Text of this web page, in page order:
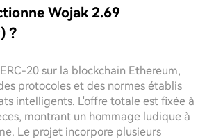
Wojak 2.69
?
20 sur la blockchain Ethereum,
protocoles et des normes établis
intelligents. L'offre totale est fixée à
montrant un hommage ludique à
Le projet incorpore plusieurs